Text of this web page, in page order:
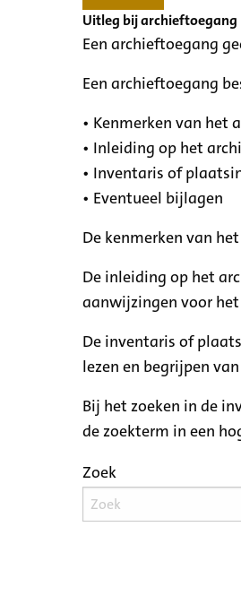
Uitleg bij archieftoegang
Een archieftoegang
Een archieftoegang
• Kenmerken van het
• Inleiding op het
• Inventaris of
• Eventueel bijlagen
De kenmerken van
De inleiding op het
aanwijzingen voor
De inventaris of
lezen en begrijpen
Bij het zoeken in de
de zoekterm in een
Zoek